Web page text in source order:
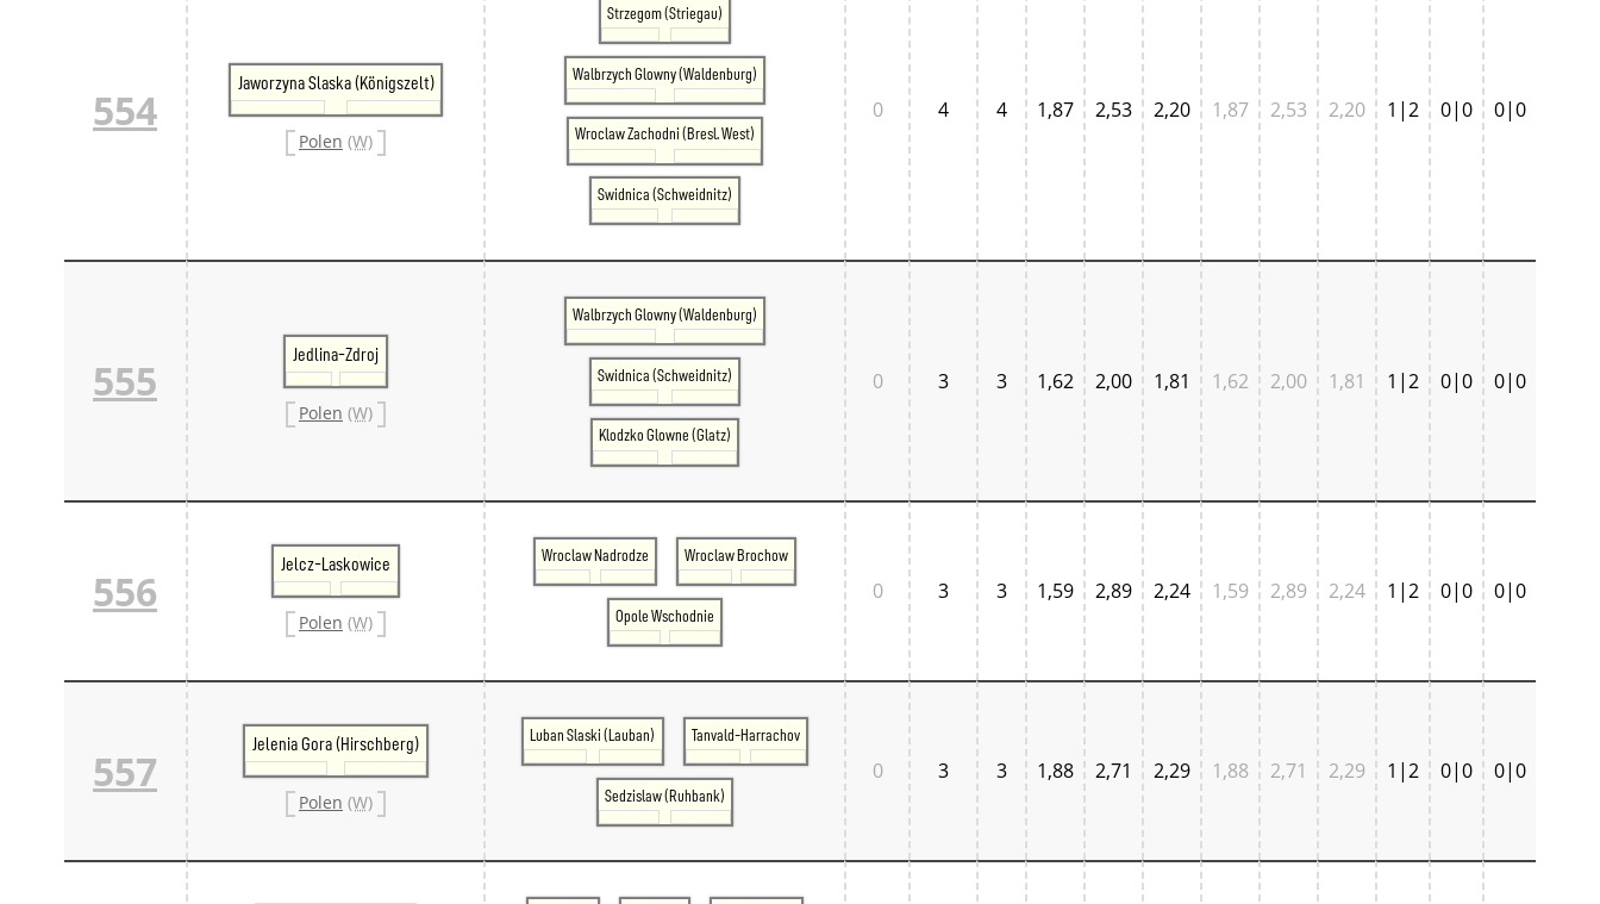
Tschechien West
Weitere Regionen
Alternative Stellwerke
BundesbahnZeiten
Merxferri
Polen
Österreich
Österreich Mitte
Österreich Ost
Österreich West
554
Jaworzyna Slaska (Königszelt)
Polen (W)
Strzegom (Striegau)
Walbrzych Glowny (Waldenburg)
Wroclaw Zachodni (Bresl. West)
Swidnica (Schweidnitz)
0 4 4 1,87 2,53 2,20 1,87 2,53 2,20 1|2 0|0 0|0
555
Jedlina-Zdroj
Polen (W)
Walbrzych Glowny (Waldenburg)
Swidnica (Schweidnitz)
Klodzko Glowne (Glatz)
0 3 3 1,62 2,00 1,81 1,62 2,00 1,81 1|2 0|0 0|0
556
Jelcz-Laskowice
Polen (W)
Wroclaw Nadrodze Wroclaw Brochow
Opole Wschodnie
0 3 3 1,59 2,89 2,24 1,59 2,89 2,24 1|2 0|0 0|0
557
Jelenia Gora (Hirschberg)
Polen (W)
Luban Slaski (Lauban) Tanvald-Harrachov
Sedzislaw (Ruhbank)
0 3 3 1,88 2,71 2,29 1,88 2,71 2,29 1|2 0|0 0|0